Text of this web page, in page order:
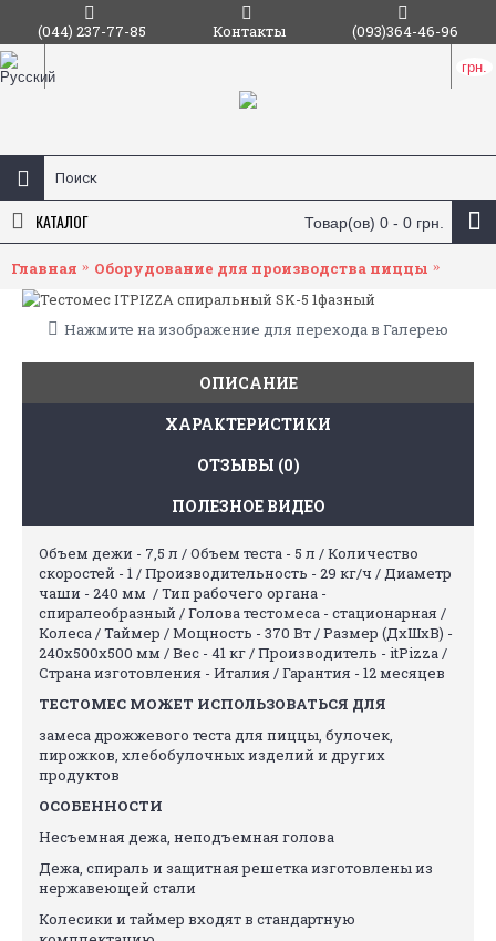
(044) 237-77-85 Контакты (093)364-46-96
грн.
Товар(ов) 0 - 0 грн.
КАТАЛОГ
Главная Оборудование для производства пиццы
Нажмите на изображение для перехода в Галерею
ОПИСАНИЕ
ХАРАКТЕРИСТИКИ
ОТЗЫВЫ (0)
ПОЛЕЗНОЕ ВИДЕО
Объем дежи - 7,5 л / Объем теста - 5 л / Количество
скоростей - 1 / Производительность - 29 кг/ч / Диаметр
чаши - 240 мм / Тип рабочего органа -
cпиралеобразный / Голова тестомеса - стационарная /
Колеса / Таймер / Мощность - 370 Вт / Размер (ДхШхВ) -
240х500х500 мм / Вес - 41 кг / Производитель - itPizza /
Страна изготовления - Италия / Гарантия - 12 месяцев
ТЕСТОМЕС МОЖЕТ ИСПОЛЬЗОВАТЬСЯ ДЛЯ
замеса дрожжевого теста для пиццы, булочек,
пирожков, хлебобулочных изделий и других
продуктов
ОСОБЕННОСТИ
Несъемная дежа, неподъемная голова
Дежа, спираль и защитная решетка изготовлены из
нержавеющей стали
Колесики и таймер входят в стандартную